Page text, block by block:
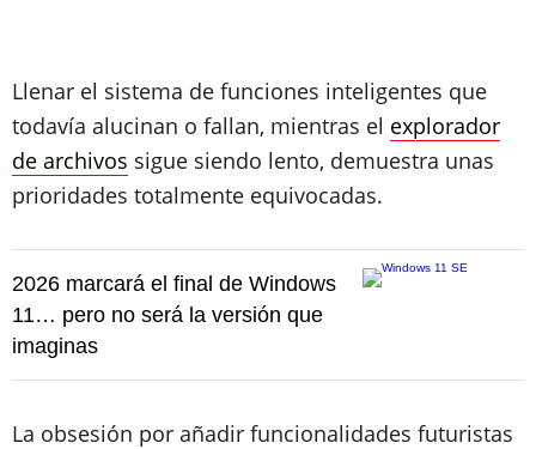
Llenar el sistema de funciones inteligentes que
todavía alucinan o fallan, mientras el explorador
de archivos sigue siendo lento, demuestra unas
prioridades totalmente equivocadas.
2026 marcará el final de Windows
11… pero no será la versión que
imaginas
La obsesión por añadir funcionalidades futuristas